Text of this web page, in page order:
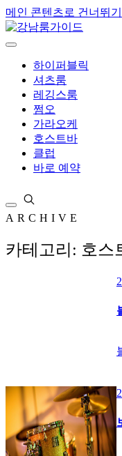
메인 콘텐츠로 건너뛰기
하이퍼블릭
셔츠룸
레깅스룸
쩜오
가라오케
호스트바
클럽
바로 예약
ARCHIVE
카테고리: 호스